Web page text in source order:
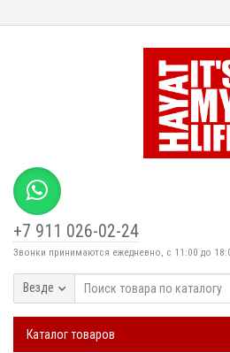
+7 911 026-02-24
Звонки принимаются ежедневно, с 11:00 до
Везде
Каталог товаров